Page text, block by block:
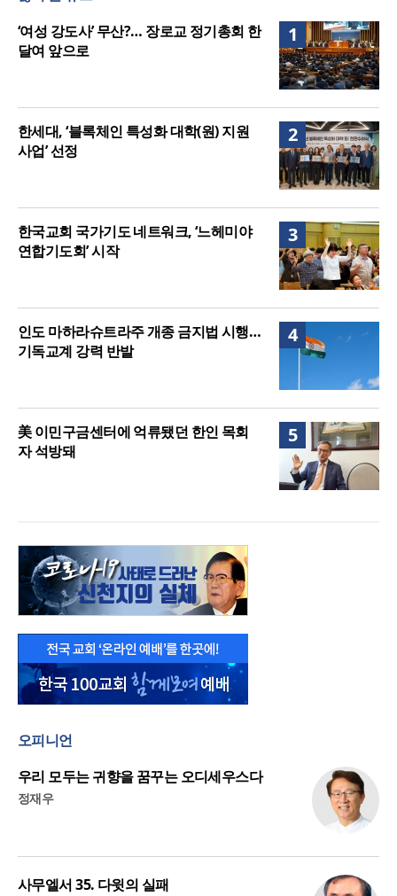
美 이민구금센터에 억류됐던 한인 목회자 석방돼
1
‘여성 강도사’ 무산?… 장로교 정기총회 한
달여 앞으로
2
한세대, ‘블록체인 특성화 대학(원) 지원
사업’ 선정
3
한국교회 국가기도 네트워크, ‘느헤미야
연합기도회’ 시작
4
인도 마하라슈트라주 개종 금지법 시행…
기독교계 강력 반발
5
美 이민구금센터에 억류됐던 한인 목회
자 석방돼
오피니언
우리 모두는 귀향을 꿈꾸는 오디세우스다
정재우
사무엘서 35. 다윗의 실패